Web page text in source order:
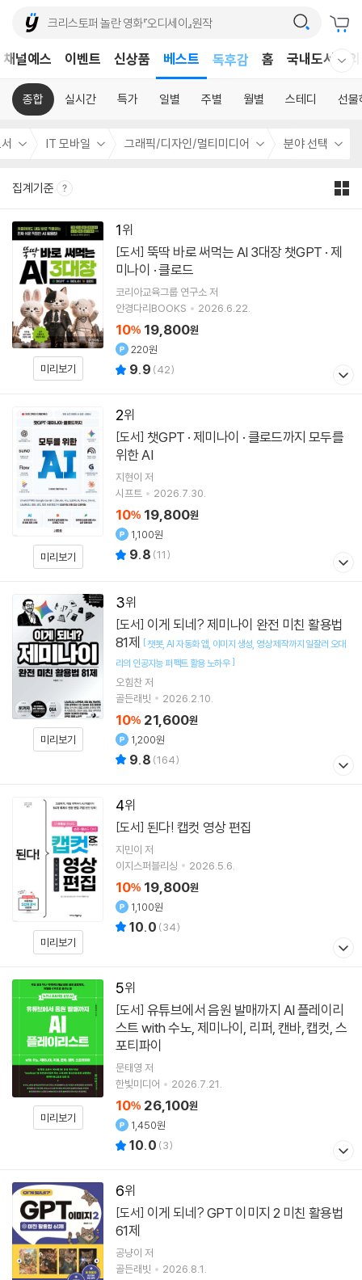
채널예스 이벤트 신상품 베스트
독후감
홈 국내도서
종합 실시간 특가 일별 주별 월별 스테디 선물
IT 모바일 그래픽/디자인/멀티미디어 분야 선택
집계기준
1
미리보기
[도서]
미나이 · 클로드
코리아교육그룹 연구소 저
안경다리BOOKS
2026.6.22.
10% 19,800원
220원
9.9 (42)
2
미리보기
[도서]
위한 AI
지현이 저
시프트
2026.7.30.
10% 19,800원
1,100원
9.8 (11)
3
미리보기
[도서]
81제 [챗봇 AI 자동화 앱 이미지 생성 영상 제작까지 일잘러 오대
리의 인공지능 퍼펙트 활용 노하우]
오힘찬저
골든래빗
2026.2.10.
10% 21,600원
1,200원
9.8 (164)
4
미리보기
[도서] 된다! 캡컷 영상 편집
지민이 저
이지스퍼블리싱
2026.5.6.
10% 19,800원
1,100원
10.0 (34)
5
미리보기
[도서]
스트 with 수노, 제미나이, 리퍼, 캔바, 캡컷, 스
포티파이
문태영 저
한빛미디어
2026.7.21.
10% 26,100원
1,450원
10.0 (3)
6
[도서]
61제
공냥이 저
골든래빗
2026.8.1.